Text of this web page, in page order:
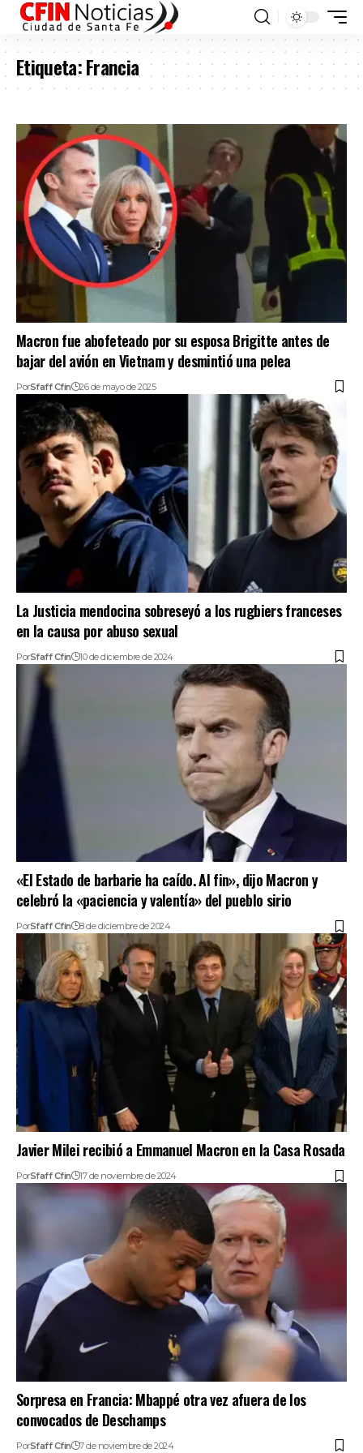
Etiqueta:Francia
Macron fue abofeteado por su esposa Brigitte antes de
bajar del avión en Vietnam y desmintió una pelea
PorSfaff Cfin 26 de mayo de 2025
La Justicia mendocina sobreseyó a los rugbiers franceses
en la causa por abuso sexual
PorSfaff Cfin 10 de diciembre de 2024
«El Estado de barbarie ha caído. Al fin», dijo Macron y
celebró la «paciencia y valentía» del pueblo sirio
PorSfaff Cfin 8 de diciembre de 2024
Javier Milei recibió a Emmanuel Macron en la Casa Rosada
PorSfaff Cfin 17 de noviembre de 2024
Sorpresa en Francia: Mbappé otra vez afuera de los
convocados de Deschamps
PorSfaff Cfin 7 de noviembre de 2024